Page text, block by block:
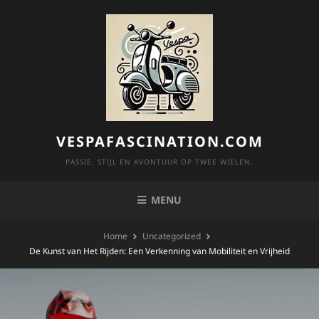
VESPAFASCINATION.COM
PASSIE, STIJL EN AVONTUUR OP TWEE WIELEN.
MENU
Home
Uncategorized
De Kunst van Het Rijden: Een Verkenning van Mobiliteit en Vrijheid